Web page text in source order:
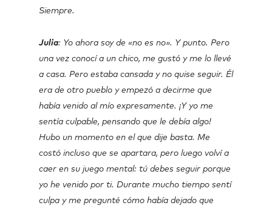
Siempre.
Julia: Yo ahora soy de «no es no». Y punto. Pero
una vez conocí a un chico, me gustó y me lo llevé
a casa. Pero estaba cansada y no quise seguir. Él
era de otro pueblo y empezó a decirme que
había venido al mío expresamente. ¡Y yo me
sentía culpable, pensando que le debía algo!
Hubo un momento en el que dije basta. Me
costó incluso que se apartara, pero luego volví a
caer en su juego mental: tú debes seguir porque
yo he venido por ti. Durante mucho tiempo sentí
culpa y me pregunté cómo había dejado que